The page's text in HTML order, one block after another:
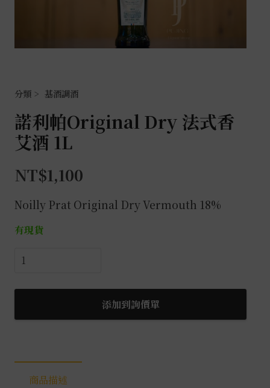
基酒調酒
諾利帕Original Dry 法式香
艾酒 1L
NT$1,100
Noilly Prat Original Dry Vermouth 18%
有現貨
諾
帕
Dry
香
添加到詢價單
商品描述